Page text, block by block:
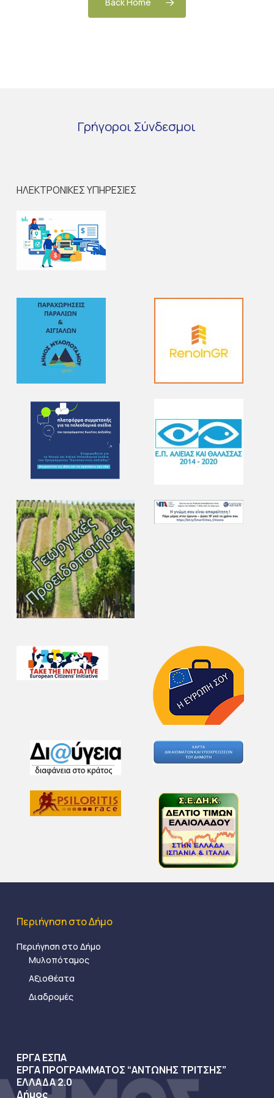
Back Home
Γρήγοροι Σύνδεσμοι
ΗΛΕΚΤΡΟΝΙΚΕΣ ΥΠΗΡΕΣΙΕΣ
Περιήγηση στο Δήμο
Περιήγηση στο Δήμο
Μυλοπόταμος
Αξιοθέατα
Διαδρομές
ΕΡΓΑ ΕΣΠΑ
ΕΡΓΑ ΠΡΟΓΡΑΜΜΑΤΟΣ “ΑΝΤΩΝΗΣ ΤΡΙΤΣΗΣ”
ΕΛΛΑΔΑ 2.0
Δήμος